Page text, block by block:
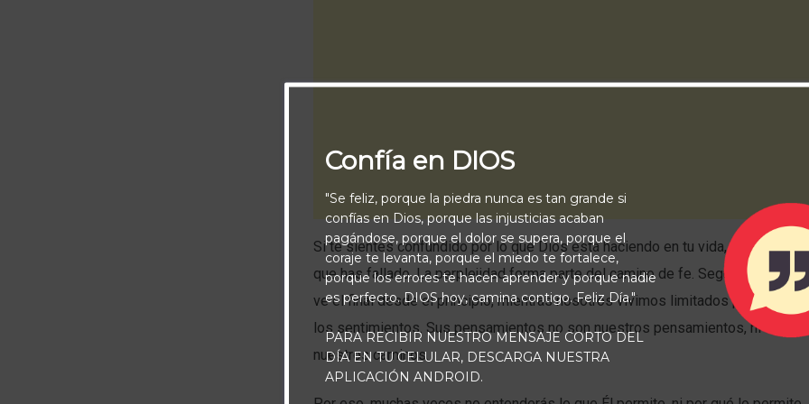
Si te sientes confundido por lo que Dios está haciendo en tu vida, no te
que has fallado. La perplejidad forma parte del camino de fe. Seguimos a un
ve el final desde el principio, mientras nosotros vivimos limitados por el
los sentimientos. Sus pensamientos no son nuestros pensamientos, ni Sus
nuestros caminos.
Confía en DIOS
"Se feliz, porque la piedra nunca es tan grande si
confías en Dios, porque las injusticias acaban
pagándose, porque el dolor se supera, porque el
coraje te levanta, porque el miedo te fortalece,
porque los errores te hacen aprender y porque nadie
es perfecto. DIOS hoy, camina contigo. Feliz Día."
PARA RECIBIR NUESTRO MENSAJE CORTO DEL
DÍA EN TU CELULAR, DESCARGA NUESTRA
APLICACIÓN ANDROID.